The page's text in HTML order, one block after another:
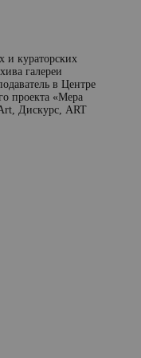
и кураторских
галереи
в Центре
проекта «Мера
Дискурс, ART